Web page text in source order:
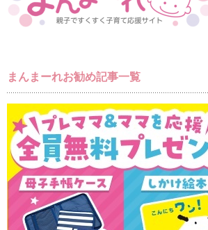
まんまーれお勧め記事一覧